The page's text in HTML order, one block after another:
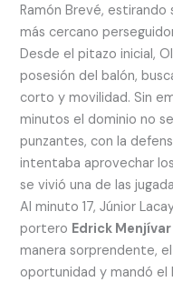
Ramón Brevé, estirando
más cercano
Desde el pitazo inicial,
posesión del balón,
corto y movilidad. Sin
minutos el dominio no
punzantes, con la
intentaba aprovechar
se vivió una de las
Al minuto 17, Júnior
portero Edrick Menjívar
manera sorprendente,
oportunidad y mandó el